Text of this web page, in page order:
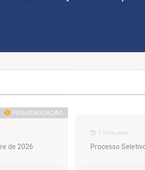
PÓS-GRADUAÇÃO
de 2026
1 mês atrás
Processo